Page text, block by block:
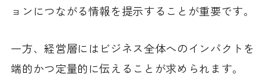
ョンにつながる情報を提示することが重要です。
一方、経営層にはビジネス全体へのインパクトを
端的かつ定量的に伝えることが求められます。